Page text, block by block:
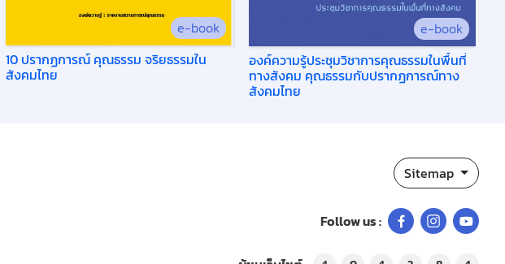
e-book
10 ปรากฏการณ์ คุณธรรม จริยธรรมใน
สังคมไทย
e-book
องค์ความรู้ประชุมวิชาการคุณธรรมในพื้นที่
ทางสังคม คุณธรรมกับปรากฏการณ์ทาง
สังคมไทย
Sitemap
Follow us :